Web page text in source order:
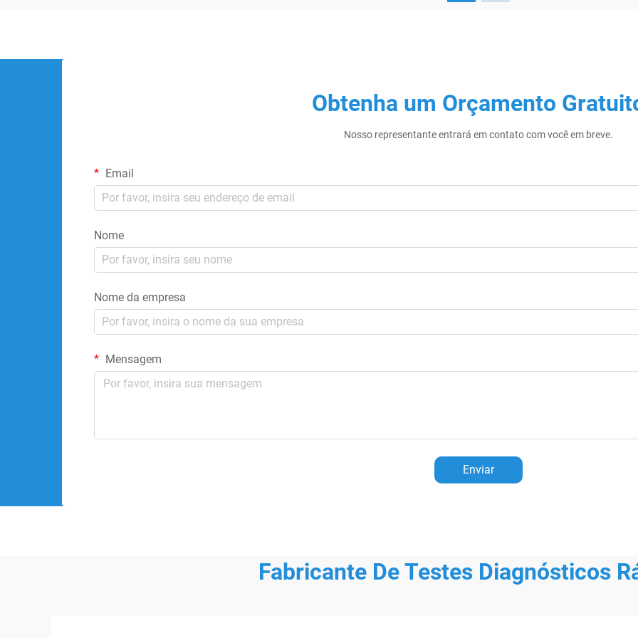
Obtenha um Orçamento
Nosso representante entrará em contato com você em breve.
Email
Nome
Nome da empresa
Mensagem
Enviar
Fabricante De Testes Diagnósticos